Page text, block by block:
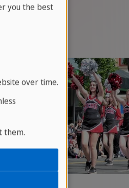
you the best
over time.
them.